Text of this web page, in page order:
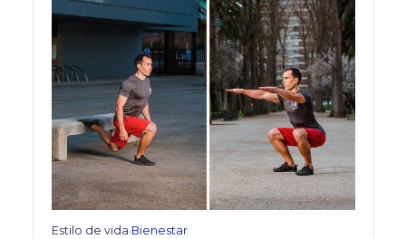
Estilo de vida•Bienestar